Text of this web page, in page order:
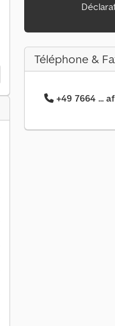
Téléphone &
+49 7664 ...